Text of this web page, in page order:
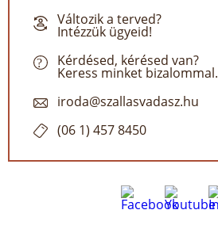
Változik a terved?
Intézzük ügyeid!
Kérdésed, kérésed van?
Keress minket bizalommal.
iroda@szallasvadasz.hu
(06 1) 457 8450